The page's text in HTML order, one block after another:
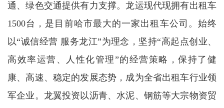
通、绿色交通提供有力支撑。龙运现代现拥有出租车
1500台，是目前哈市最大的一家出租车公司。始终
以“诚信经营 服务龙江”为理念，坚持“高起点创业、
高效率运营、人性化管理”的经营策略，保持了健
康、高速、稳定的发展态势，成为全省出租车行业领
军企业。 龙翼投资以沥青、水泥、钢筋等大宗物资贸